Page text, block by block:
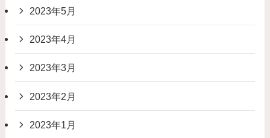
2023年5月
2023年4月
2023年3月
2023年2月
2023年1月